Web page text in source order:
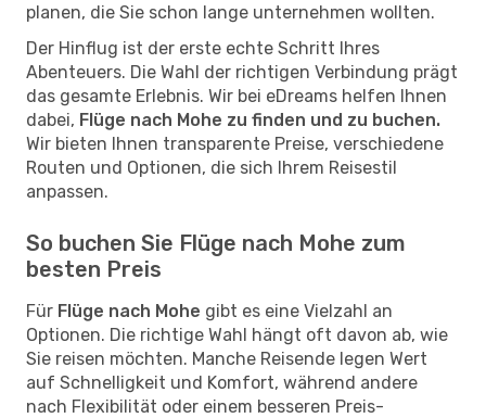
planen, die Sie schon lange unternehmen wollten.
Der Hinflug ist der erste echte Schritt Ihres
Abenteuers. Die Wahl der richtigen Verbindung prägt
das gesamte Erlebnis. Wir bei eDreams helfen Ihnen
dabei, Flüge nach Mohe zu finden und zu buchen.
Wir bieten Ihnen transparente Preise, verschiedene
Routen und Optionen, die sich Ihrem Reisestil
anpassen.
So buchen Sie Flüge nach Mohe zum
besten Preis
Für Flüge nach Mohe gibt es eine Vielzahl an
Optionen. Die richtige Wahl hängt oft davon ab, wie
Sie reisen möchten. Manche Reisende legen Wert
auf Schnelligkeit und Komfort, während andere
nach Flexibilität oder einem besseren Preis-